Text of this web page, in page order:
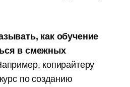
как обучение
в смежных
копирайтеру
по созданию